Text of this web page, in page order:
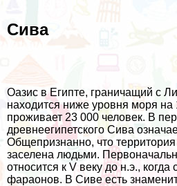
Сива
Оазис в Египте, граничащий с
находится ниже уровня моря на
проживает 23 000 человек. В
древнеегипетского Сива
Общепризнанно, что
заселена людьми.
относится к V веку до н.э.,
фараонов. В Сиве есть